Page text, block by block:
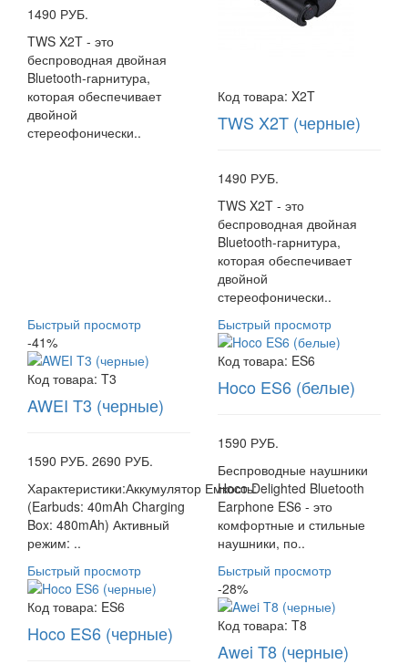
1490 РУБ.
TWS X2T - это
беспроводная двойная
Bluetooth-гарнитура,
которая обеспечивает
двойной
стереофонически..
Код товара: X2T
TWS X2T (черные)
1490 РУБ.
TWS X2T - это
беспроводная двойная
Bluetooth-гарнитура,
которая обеспечивает
двойной
стереофонически..
Быстрый просмотр
-41%
Код товара: T3
AWEI T3 (черные)
1590 РУБ. 2690 РУБ.
Характеристики:Аккумулятор Емкость:
(Earbuds: 40mAh Charging
Box: 480mAh) Активный
режим: ..
Быстрый просмотр
Код товара: ES6
Hoco ES6 (белые)
1590 РУБ.
Беспроводные наушники
Hoco Delighted Bluetooth
Earphone ES6 - это
комфортные и стильные
наушники, по..
Быстрый просмотр
Код товара: ES6
Hoco ES6 (черные)
Быстрый просмотр
-28%
Код товара: T8
Awei T8 (черные)